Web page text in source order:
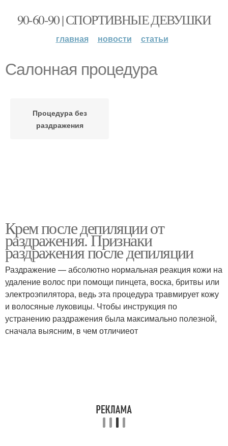
90-60-90 | СПОРТИВНЫЕ ДЕВУШКИ
главная новости статьи
Салонная процедура
Процедура без
раздражения
Крем после депиляции от
раздражения. Признаки
раздражения после депиляции
Раздражение — абсолютно нормальная реакция кожи на
удаление волос при помощи пинцета, воска, бритвы или
электроэпилятора, ведь эта процедура травмирует кожу
и волосяные луковицы. Чтобы инструкция по
устранению раздражения была максимально полезной,
сначала выясним, в чем отличиеот